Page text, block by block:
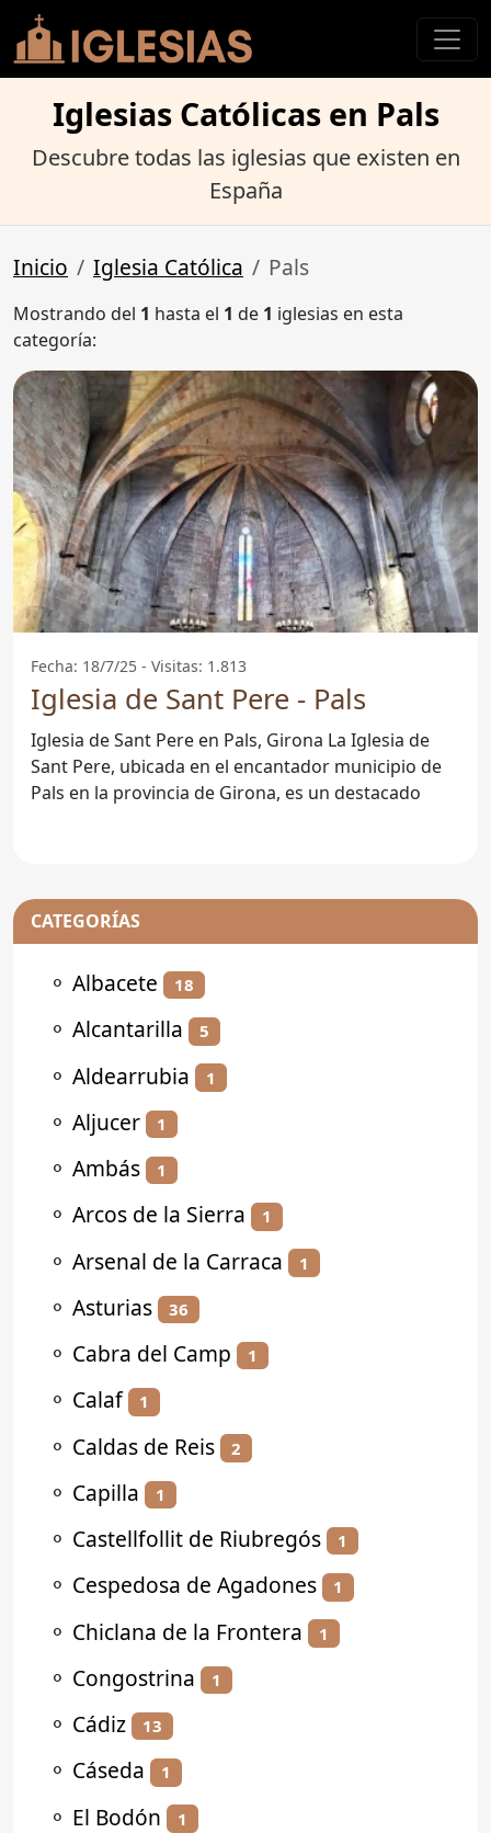
Iglesias Católicas en Pals
Descubre todas las iglesias que existen en
España
Inicio Iglesia Católica Pals
Mostrando del 1 hasta el 1 de 1 iglesias en esta
categoría:
Fecha: 18/7/25 - Visitas: 1.813
Iglesia de Sant Pere - Pals
Iglesia de Sant Pere en Pals, Girona La Iglesia de
Sant Pere, ubicada en el encantador municipio de
Pals en la provincia de Girona, es un destacado
CATEGORÍAS
⚬ Albacete 18
⚬ Alcantarilla 5
⚬ Aldearrubia 1
⚬ Aljucer 1
⚬ Ambás 1
⚬ Arcos de la Sierra 1
⚬ Arsenal de la Carraca 1
⚬ Asturias 36
⚬ Cabra del Camp 1
⚬ Calaf 1
⚬ Caldas de Reis 2
⚬ Capilla 1
⚬ Castellfollit de Riubregós 1
⚬ Cespedosa de Agadones 1
⚬ Chiclana de la Frontera 1
⚬ Congostrina 1
⚬ Cádiz 13
⚬ Cáseda 1
⚬ El Bodón 1